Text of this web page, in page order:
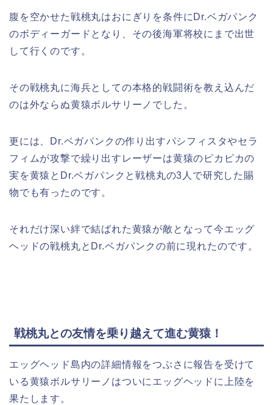
腹を空かせた戦桃丸はおにぎりを条件にDr.ベガパンク
のボディーガードとなり、その後海軍将校にまで出世
して行くのです。
その戦桃丸に海兵としての本格的戦闘術を教え込んだ
のは外ならぬ黄猿ボルサリーノでした。
更には、Dr.ベガパンクの作り出すパシフィスタやセラ
フィムが攻撃で繰り出すレーザーは黄猿のピカピカの
実を黄猿とDr.ベガパンクと戦桃丸の3人で研究した賜
物でも有ったのです。
それだけ深い絆で結ばれた黄猿が敵となって今エッグ
ヘッドの戦桃丸とDr.ベガパンクの前に現れたのです。
戦桃丸との友情を乗り越えて進む黄猿！
エッグヘッド島内の詳細情報をつぶさに報告を受けて
いる黄猿ボルサリーノはついにエッグヘッドに上陸を
果たします。